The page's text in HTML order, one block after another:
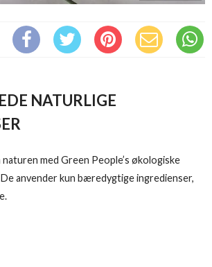
NATURLIGE
med Green People’s økologiske
anvender kun bæredygtige ingredienser,